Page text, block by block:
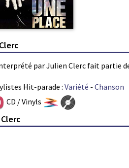
par Julien Clerc fait partie
Hit-parade :Variété - Chanson
CD / Vinyls